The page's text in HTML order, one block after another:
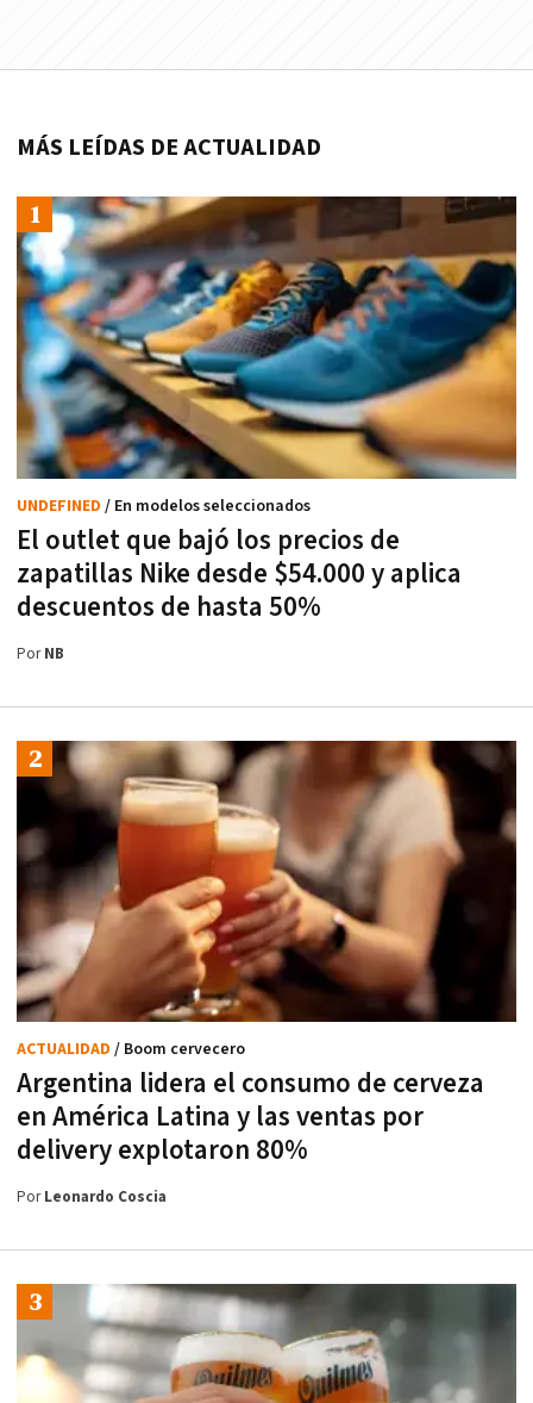
MÁS LEÍDAS DE ACTUALIDAD
El outlet que bajó los precios de
zapatillas Nike desde $54.000 y aplica
descuentos de hasta 50%
UNDEFINED / En modelos seleccionados
PorNB
Argentina lidera el consumo de cerveza
en América Latina y las ventas por
delivery explotaron 80%
ACTUALIDAD / Boom cervecero
PorLeonardo Coscia